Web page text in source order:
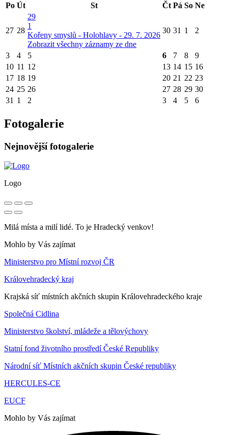
Po Út St Čt Pá So Ne
27 28
29
1
Kořeny smyslů - Holohlavy - 29. 7. 2026
Zobrazit všechny záznamy ze dne
30 31 1 2
3 4 5 6 7 8
9
10 11 12 13 14 15 16
17 18 19 20 21 22 23
24 25 26 27 28 29 30
31 1 2 3 4 5 6
Fotogalerie
Nejnovější fotogalerie
Logo
Milá místa a milí lidé. To je Hradecký venkov!
Mohlo by Vás zajímat
Ministerstvo pro Místní rozvoj ČR
Královehradecký kraj
Krajská síť místních akčních skupin Královehradeckého kraje
Společná Cidlina
Ministerstvo školství, mládeže a tělovýchovy
Statní fond životního prostředí České Republiky
Národní síť Místních akčních skupin České republiky
HERCULES-CE
EUCF
Mohlo by Vás zajímat